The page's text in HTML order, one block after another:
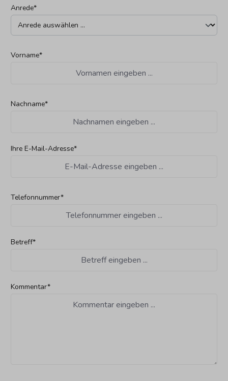
Anrede*
Vorname*
Nachname*
Ihre E-Mail-Adresse*
Telefonnummer*
Betreff*
Kommentar*